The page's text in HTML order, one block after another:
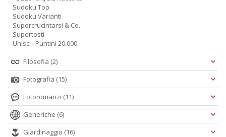
Sudoku Top
Sudoku Varianti
Supercrucintarsi & Co.
Supertosti
Unisci i Puntini 20.000
Filosofia (2)
Fotografia (15)
Fotoromanzi (11)
Generiche (6)
Giardinaggio (16)